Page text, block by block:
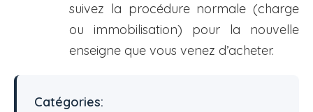
suivez la procédure normale (charge
ou immobilisation) pour la nouvelle
enseigne que vous venez d’acheter.
Catégories: